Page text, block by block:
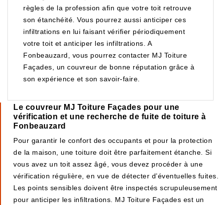
règles de la profession afin que votre toit retrouve
son étanchéité. Vous pourrez aussi anticiper ces
infiltrations en lui faisant vérifier périodiquement
votre toit et anticiper les infiltrations. A
Fonbeauzard, vous pourrez contacter MJ Toiture
Façades, un couvreur de bonne réputation grâce à
son expérience et son savoir-faire.
Le couvreur MJ Toiture Façades pour une
vérification et une recherche de fuite de toiture à
Fonbeauzard
Pour garantir le confort des occupants et pour la protection
de la maison, une toiture doit être parfaitement étanche. Si
vous avez un toit assez âgé, vous devez procéder à une
vérification régulière, en vue de détecter d’éventuelles fuites.
Les points sensibles doivent être inspectés scrupuleusement
pour anticiper les infiltrations. MJ Toiture Façades est un